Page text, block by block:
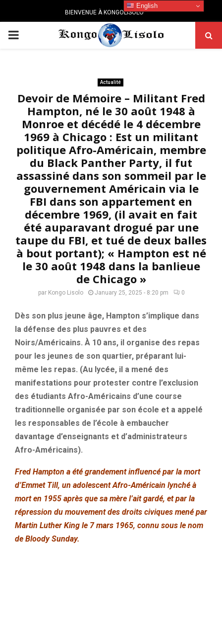
BIENVENUE À KONGOLISOLO
PRIMARY
Actualité
Devoir de Mémoire – Militant Fred
Hampton, né le 30 août 1948 à
Monroe et décédé le 4 décembre
1969 à Chicago : Est un militant
politique Afro-Américain, membre
du Black Panther Party, il fut
assassiné dans son sommeil par le
gouvernement Américain via le
FBI dans son appartement en
décembre 1969, (il avait en fait
été auparavant drogué par une
taupe du FBI, et tué de deux balles
à bout portant); « Hampton est né
le 30 août 1948 dans la banlieue
de Chicago »
par Kongo Lisolo January 25, 2025 - 8:20 pm 0
Dès son plus jeune âge, Hampton s’implique dans
la défense des plus pauvres et des
Noirs/Américains. À 10 ans, il organise des repas
pour les jeunes de son quartier, préparant lui-
même les repas. (Au lycée, il a mené des
manifestations pour protester contre l’exclusion
des étudiants Afro-Américains d’une course
traditionnelle organisée par son école et a appelé
les responsables de l’école à embaucher
davantage d’enseignants et d’administrateurs
Afro-Américains).
Fred Hampton a été grandement influencé par la mort
d’Emmet Till, un adolescent Afro-Américain lynché à
mort en 1955 après que sa mère l’ait gardé, et par la
répression du mouvement des droits civiques mené par
Martin Luther King le 7 mars 1965, connu sous le nom
de Bloody Sunday.
English